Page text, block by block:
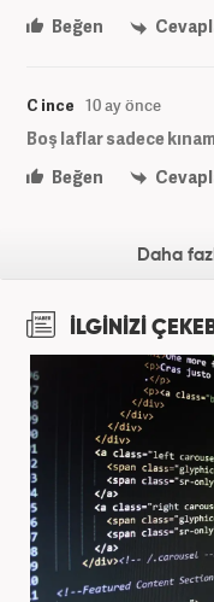
Beğen
C ince 10 ay önce
Boş laflar sadece
Beğen
Daha
İLGİNİZİ